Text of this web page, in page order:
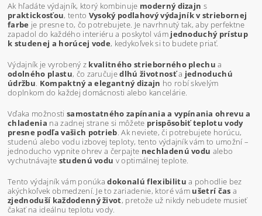
Ak hľadáte výdajník, ktorý kombinuje moderný dizajn s
praktickosťou, tento Vysoký podlahový výdajník v striebornej
farbe je presne to, čo potrebujete. Je navrhnutý tak, aby perfektne
zapadol do každého interiéru a poskytol vám jednoduchý prístup
k studenej a horúcej vode, kedykoľvek si to budete priať.
Výdajník je vyrobený z kvalitného strieborného plechu a
odolného plastu, čo zaručujedlhú životnosťa jednoduchú
údržbu. Kompaktný a elegantný dizajn ho robí skvelým
doplnkom do každej domácnosti alebo kancelárie.
Vďaka možnosti samostatného zapínania a vypínania ohrevu a
chladenia na zadnej strane si môžete prispôsobiť teplotu vody
presne podľa vašich potrieb. Ak neviete, či potrebujete horúcu,
studenú alebo vodu izbovej teploty, tento výdajník vám to umožní –
jednoducho vypnite ohrev a čerpajte nechladenú vodu alebo
vychutnávajte studenú vodu v optimálnej teplote.
Tento výdajník vám ponúkadokonalú flexibilitu a pohodlie bez
akýchkoľvek obmedzení. Je to zariadenie, ktoré vám ušetrí čas a
zjednoduší každodenný život, pretože už nikdy nebudete musieť
čakať na ideálnu teplotu vody.